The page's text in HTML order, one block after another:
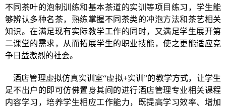
不同茶叶的泡制训练和基本茶道的实训等项目练习，学生能
够辨认多种名茶，熟练掌握不同茶类的冲泡方法和茶艺相关
知识。在满足现有实际教学工作的同时，又满足学生展开第
二课堂的需求，从而拓展学生的职业技能，使之更能适应竞
争日益激烈的社会。
酒店管理虚拟仿真实训室“虚拟+实训”的教学方式，让学生
足不出户的即可仿佛置身其间的进行酒店管理专业相关课程
内容学习，培养学生相应工作能力，既提高学习效率、增加